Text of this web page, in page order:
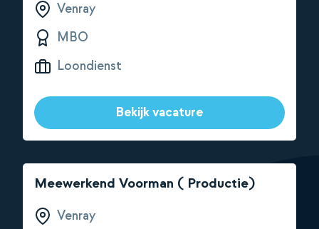
Venray
MBO
Loondienst
Bekijk vacature
Meewerkend Voorman ( Productie)
Venray